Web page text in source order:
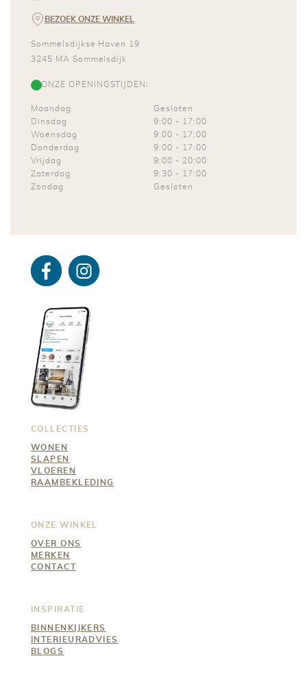
BEZOEK ONZE WINKEL
Sommelsdijkse Haven 19
3245 MA Sommelsdijk
ONZE OPENINGSTIJDEN:
Maandag
Gesloten
Dinsdag
9:00 -
17:00
Woensdag
9:00 -
17:00
Donderdag
9:00 -
17:00
Vrijdag
9:00 - 20:00
Zaterdag
9:30 -
17:00
Zondag
Gesloten
COLLECTIES
WONEN
SLAPEN
VLOEREN
RAAMBEKLEDING
ONZE WINKEL
OVER ONS
MERKEN
CONTACT
INSPIRATIE
BINNENKIJKERS
INTERIEURADVIES
BLOGS
Facebo
ok
Instagra
m